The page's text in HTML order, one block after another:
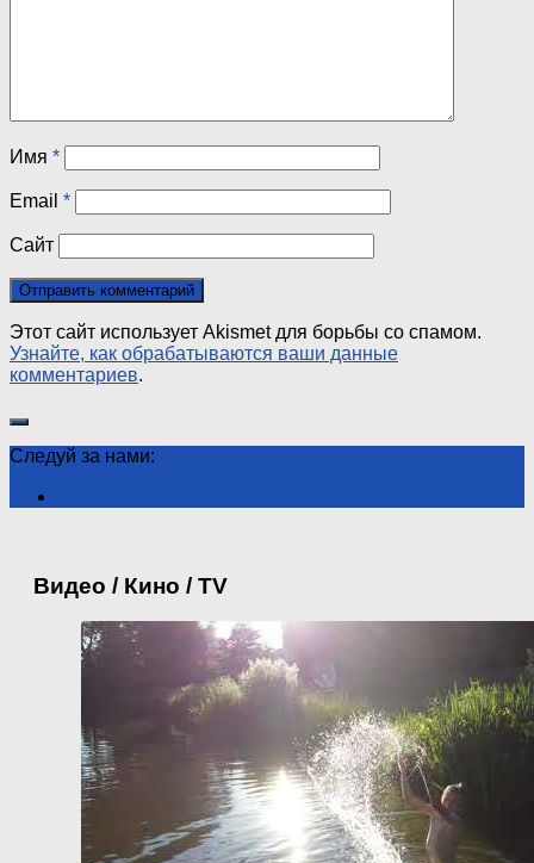
Имя *
Email *
Сайт
Этот сайт использует Akismet для борьбы со спамом.
Узнайте, как обрабатываются ваши данные
комментариев.
Следуй за нами:
Видео / Кино / TV